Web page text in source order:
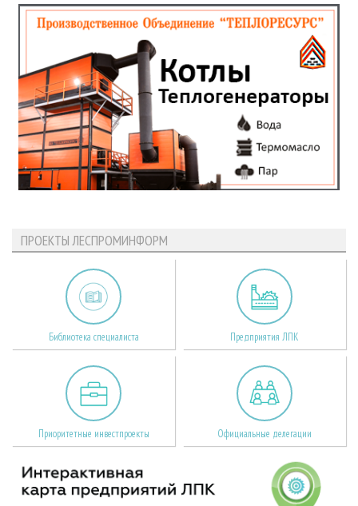
ПРОЕКТЫ ЛЕСПРОМИНФОРМ
Библиотека специалиста Предприятия ЛПК
Приоритетные инвестпроекты Официальные делегации